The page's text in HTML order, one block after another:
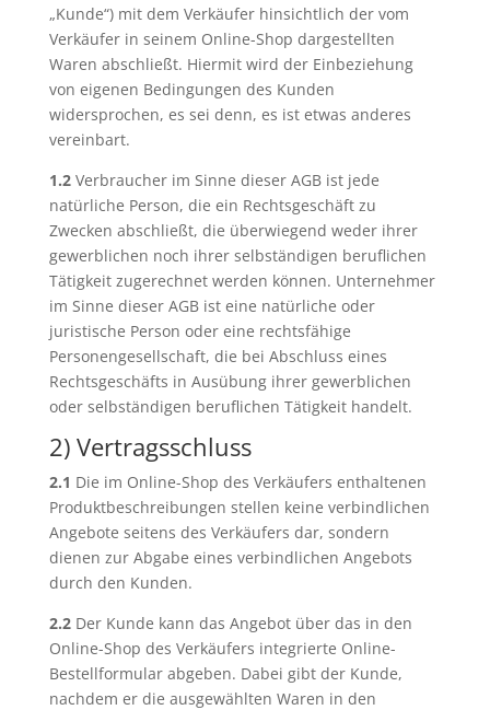
„Kunde“) mit dem Verkäufer hinsichtlich der vom
Verkäufer in seinem Online-Shop dargestellten
Waren abschließt. Hiermit wird der Einbeziehung
von eigenen Bedingungen des Kunden
widersprochen, es sei denn, es ist etwas anderes
vereinbart.
1.2Verbraucher im Sinne dieser AGB ist jede
natürliche Person, die ein Rechtsgeschäft zu
Zwecken abschließt, die überwiegend weder ihrer
gewerblichen noch ihrer selbständigen beruflichen
Tätigkeit zugerechnet werden können. Unternehmer
im Sinne dieser AGB ist eine natürliche oder
juristische Person oder eine rechtsfähige
Personengesellschaft, die bei Abschluss eines
Rechtsgeschäfts in Ausübung ihrer gewerblichen
oder selbständigen beruflichen Tätigkeit handelt.
2) Vertragsschluss
2.1 Die im Online-Shop des Verkäufers enthaltenen
Produktbeschreibungen stellen keine verbindlichen
Angebote seitens des Verkäufers dar, sondern
dienen zur Abgabe eines verbindlichen Angebots
durch den Kunden.
2.2Der Kunde kann das Angebot über das in den
Online-Shop des Verkäufers integrierte Online-
Bestellformular abgeben. Dabei gibt der Kunde,
nachdem er die ausgewählten Waren in den